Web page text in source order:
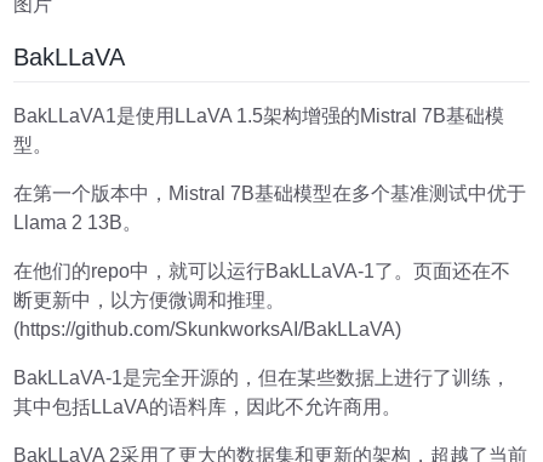
图片
BakLLaVA
BakLLaVA1是使用LLaVA 1.5架构增强的Mistral 7B基础模
型。
在第⼀个版本中，Mistral 7B基础模型在多个基准测试中优于
Llama 2 13B。
在他们的repo中，就可以运行BakLLaVA-1了。页面还在不
断更新中，以方便微调和推理。
(https://github.com/SkunkworksAI/BakLLaVA)
BakLLaVA-1是完全开源的，但在某些数据上进行了训练，
其中包括LLaVA的语料库，因此不允许商用。
BakLLaVA 2采用了更大的数据集和更新的架构，超越了当前